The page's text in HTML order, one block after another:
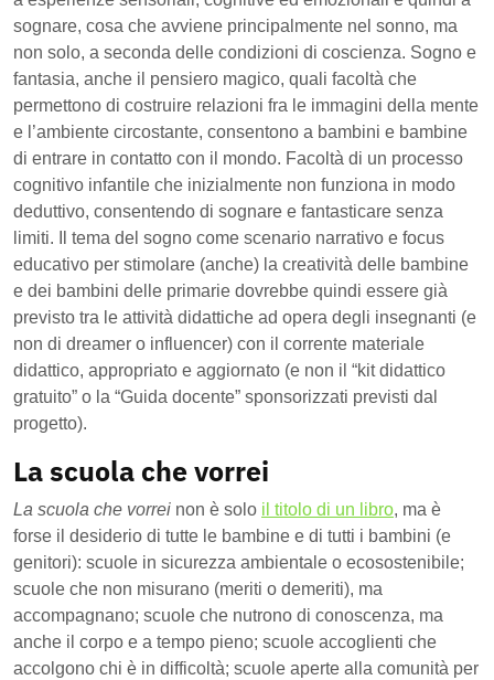
sognare, cosa che avviene principalmente nel sonno, ma
non solo, a seconda delle condizioni di coscienza. Sogno e
fantasia, anche il pensiero magico, quali facoltà che
permettono di costruire relazioni fra le immagini della mente
e l’ambiente circostante, consentono a bambini e bambine
di entrare in contatto con il mondo. Facoltà di un processo
cognitivo infantile che inizialmente non funziona in modo
deduttivo, consentendo di sognare e fantasticare senza
limiti. Il tema del sogno come scenario narrativo e focus
educativo per stimolare (anche) la creatività delle bambine
e dei bambini delle primarie dovrebbe quindi essere già
previsto tra le attività didattiche ad opera degli insegnanti (e
non di dreamer o influencer) con il corrente materiale
didattico, appropriato e aggiornato (e non il “kit didattico
gratuito” o la “Guida docente” sponsorizzati previsti dal
progetto).
La scuola che vorrei
La scuola che vorrei non è solo il titolo di un libro, ma è
forse il desiderio di tutte le bambine e di tutti i bambini (e
genitori): scuole in sicurezza ambientale o ecosostenibile;
scuole che non misurano (meriti o demeriti), ma
accompagnano; scuole che nutrono di conoscenza, ma
anche il corpo e a tempo pieno; scuole accoglienti che
accolgono chi è in difficoltà; scuole aperte alla comunità per